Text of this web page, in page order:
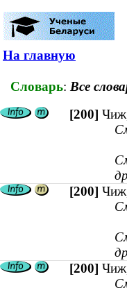
На главную
Словарь: Все
[200]
[200]
[200]